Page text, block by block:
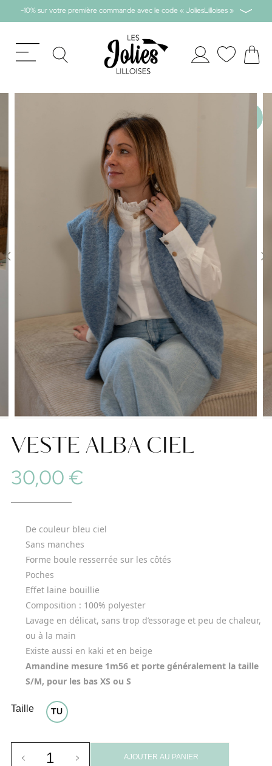
-10% sur votre première commande avec le code « JoliesLilloises »
VESTE ALBA CIEL
30,00 €
De couleur bleu ciel
Sans manches
Forme boule resserrée sur les côtés
Poches
Effet laine bouillie
Composition : 100% polyester
Lavage en délicat, sans trop d’essorage et peu de chaleur,
ou à la main
Existe aussi en kaki et en beige
Amandine mesure 1m56 et porte généralement la taille
S/M, pour les bas XS ou S
Taille TU
AJOUTER AU PANIER